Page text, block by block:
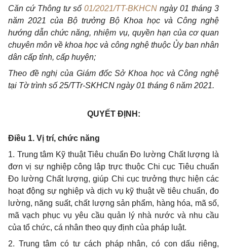
Căn cứ Thông tư số 01/2021/TT-BKHCN ngày 01 tháng 3
năm 2021 của Bộ trưởng Bộ Khoa học và Công nghệ
hướng dẫn chức năng, nhiệm vụ, quyền hạn của cơ quan
chuyên môn về khoa học và công nghệ thuộc Ủy ban nhân
dân cấp tỉnh, cấp huyện;
Theo đề nghị của Giám đốc Sở Khoa học và Công nghệ
tại Tờ trình số 25/TTr-SKHCN ngày 01 tháng 6 năm 2021.
QUYẾT ĐỊNH:
Điều 1. Vị trí, chức năng
1. Trung tâm Kỹ thuật Tiêu chuẩn Đo lường Chất lượng là
đơn vị sự nghiệp công lập trực thuộc Chi cục Tiêu chuẩn
Đo lường Chất lượng, giúp Chi cục trưởng thực hiện các
hoạt động sự nghiệp và dịch vụ kỹ thuật về tiêu chuẩn, đo
lường, năng suất, chất lượng sản phẩm, hàng hóa, mã số,
mã vạch phục vụ yêu cầu quản lý nhà nước và nhu cầu
của tổ chức, cá nhân theo quy định của pháp luật.
2. Trung tâm có tư cách pháp nhân, có con dấu riêng,